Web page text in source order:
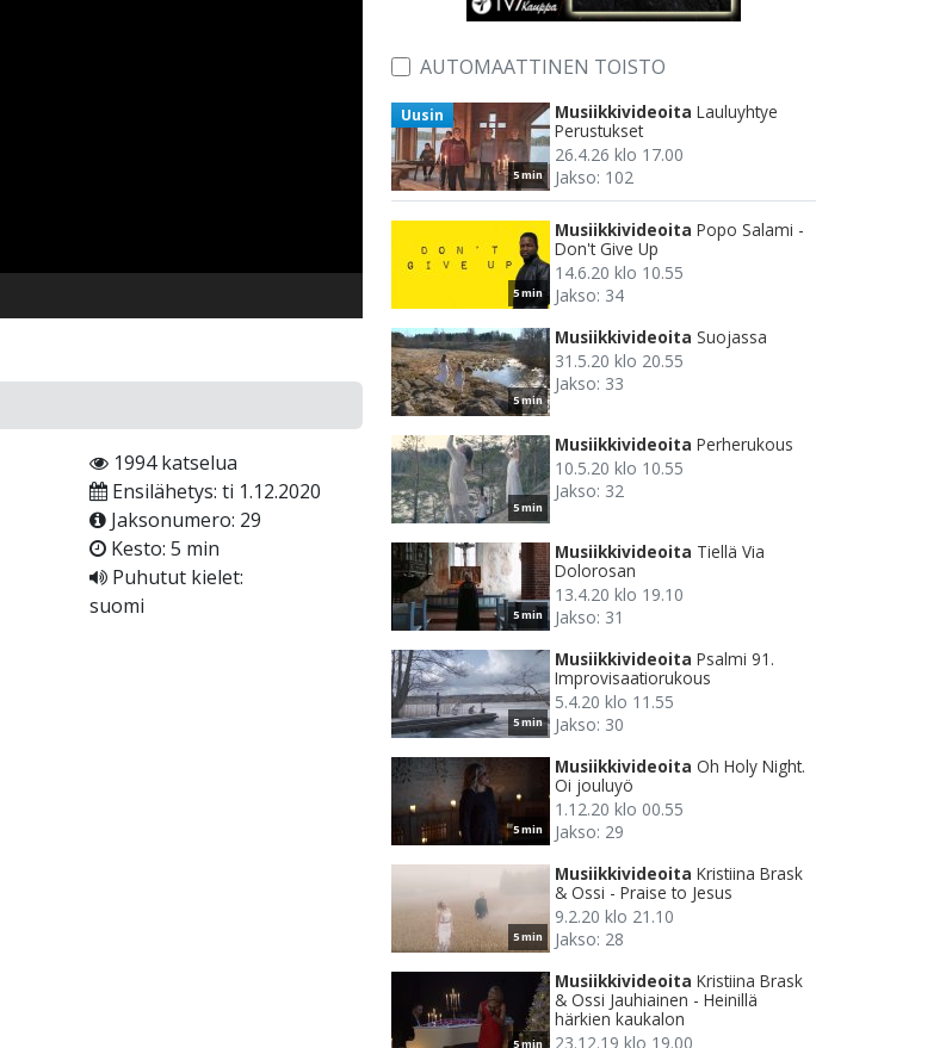
1994 katselua
Ensilähetys: ti 1.12.2020
Jaksonumero: 29
Kesto: 5 min
Puhutut kielet:
suomi
AUTOMAATTINEN TOISTO
5 min
Uusin Musiikkivideoita Lauluyhtye
Perustukset
26.4.26 klo 17.00
Jakso: 102
5 min
Musiikkivideoita Popo Salami -
Don't Give Up
14.6.20 klo 10.55
Jakso: 34
5 min
Musiikkivideoita Suojassa
31.5.20 klo 20.55
Jakso: 33
5 min
Musiikkivideoita Perherukous
10.5.20 klo 10.55
Jakso: 32
5 min
Musiikkivideoita Tiellä Via
Dolorosan
13.4.20 klo 19.10
Jakso: 31
5 min
Musiikkivideoita Psalmi 91.
Improvisaatiorukous
5.4.20 klo 11.55
Jakso: 30
5 min
Musiikkivideoita Oh Holy Night.
Oi jouluyö
1.12.20 klo 00.55
Jakso: 29
5 min
Musiikkivideoita Kristiina Brask
& Ossi - Praise to Jesus
9.2.20 klo 21.10
Jakso: 28
5 min
Musiikkivideoita Kristiina Brask
& Ossi Jauhiainen - Heinillä
härkien kaukalon
23.12.19 klo 19.00